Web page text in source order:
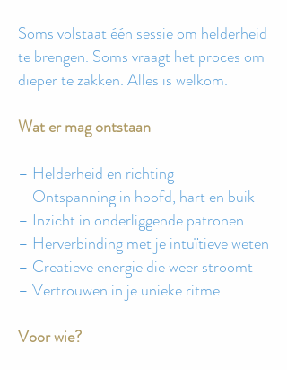
Soms volstaat één sessie om helderheid
te brengen. Soms vraagt het proces om
dieper te zakken. Alles is welkom.
Wat er mag ontstaan
– Helderheid en richting
– Ontspanning in hoofd, hart en buik
– Inzicht in onderliggende patronen
– Herverbinding met je intuïtieve weten
– Creatieve energie die weer stroomt
– Vertrouwen in je unieke ritme
Voor wie?